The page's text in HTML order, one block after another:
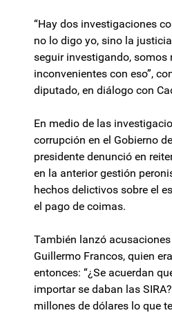
“Hay dos investigaciones
no lo digo yo, sino la
seguir investigando, somos
inconvenientes con eso”,
diputado, en diálogo con
En medio de las
corrupción en el Gobierno
presidente denunció en
en la anterior gestión
hechos delictivos sobre el
el pago de coimas.
También lanzó
Guillermo Francos, quien
entonces: “¿Se acuerdan
importar se daban las
millones de dólares lo que